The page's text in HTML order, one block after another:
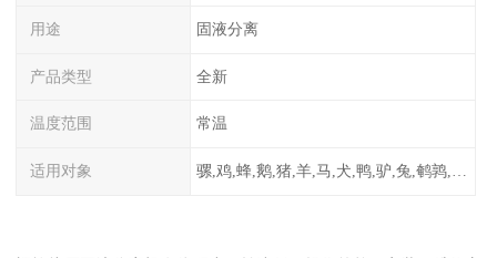
用途 固液分离
产品类型 全新
温度范围 常温
适用对象 骡,鸡,蜂,鹅,猪,羊,马,犬,鸭,驴,兔,鹌鹑,牛,鸽